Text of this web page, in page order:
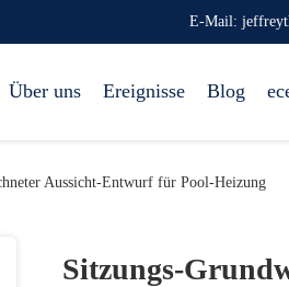
E-Mail:
Über uns Ereignisse Blog
Aussicht-Entwurf für Pool-Heizung
Sitzungs-